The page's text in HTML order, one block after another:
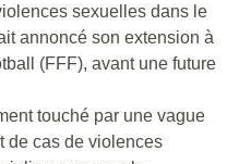
sexuelles dans le
annoncé son extension à
(FFF), avant une future
touché par une vague
de cas de violences